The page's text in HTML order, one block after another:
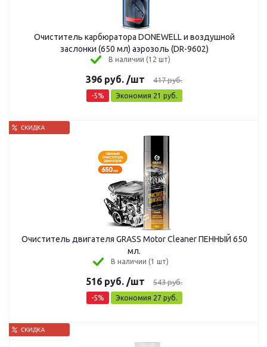
Очиститель карбюратора DONEWELL и воздушной
заслонки (650 мл) аэрозоль (DR-9602)
В наличии (12 шт)
396 руб. /шт 417руб.
-5% Экономия 21 руб.
Очиститель двигателя GRASS Motor Cleaner ПЕННЫЙ 650
мл.
В наличии (1 шт)
516 руб. /шт 543руб.
-5% Экономия 27 руб.